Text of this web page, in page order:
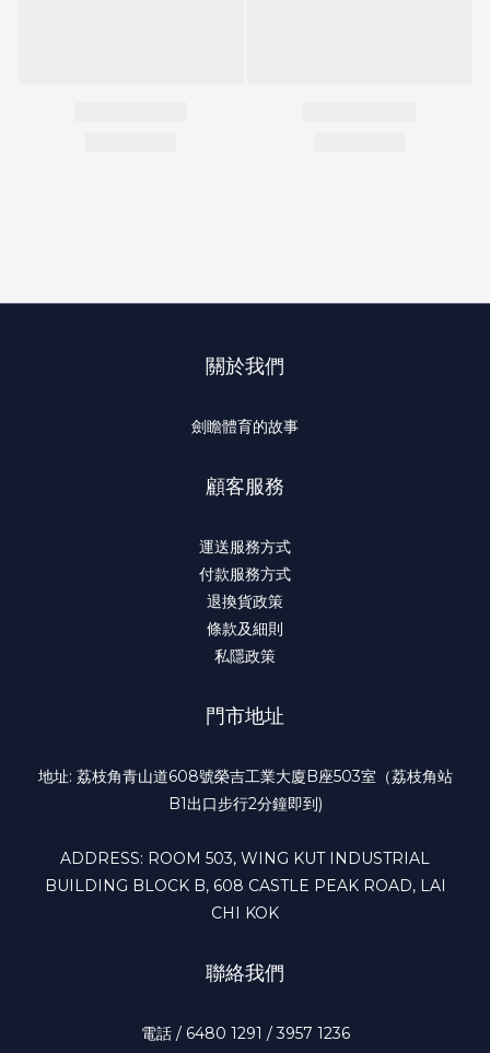
關於我們
劍瞻體育的故事
顧客服務
運送服務方式
付款服務方式
退換貨政策
條款及細則
私隱政策
門市地址
地址: 荔枝角青山道608號榮吉工業大廈B座503室（荔枝角站
B1出口步行2分鐘即到)
ADDRESS: ROOM 503, WING KUT INDUSTRIAL
BUILDING BLOCK B, 608 CASTLE PEAK ROAD, LAI
CHI KOK
聯絡我們
電話 / 6480 1291 / 3957 1236